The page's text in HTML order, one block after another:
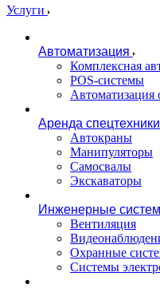
Услуги
Автоматизация
Комплексная
POS-системы
Автоматизация
Аренда спецтехники
Автокраны
Манипуляторы
Самосвалы
Экскаваторы
Инженерные
Вентиляция
Охранные
Системы